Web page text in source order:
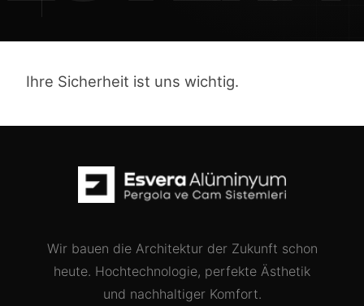
Ihre Sicherheit ist uns wichtig.
Wir bauen die Architektur der Zukunft schon
heute. Hochtechnologie, perfekte Ästhetik
und nachhaltiger Komfort.